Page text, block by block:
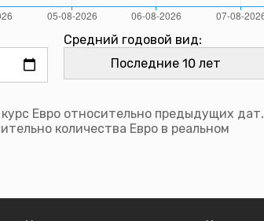
Средний годовой вид:
Евро относительно предыдущих дат.
количества Евро в реальном